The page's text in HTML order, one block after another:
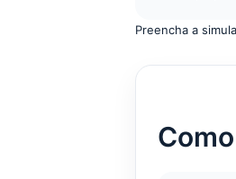
Preencha a